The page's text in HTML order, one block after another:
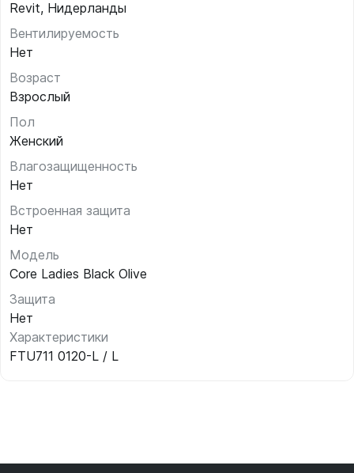
Revit, Нидерланды
Вентилируемость
Нет
Возраст
Взрослый
Пол
Женский
Влагозащищенность
Нет
Встроенная защита
Нет
Модель
Core Ladies Black Olive
Защита
Нет
Характеристики
FTU711 0120-L / L